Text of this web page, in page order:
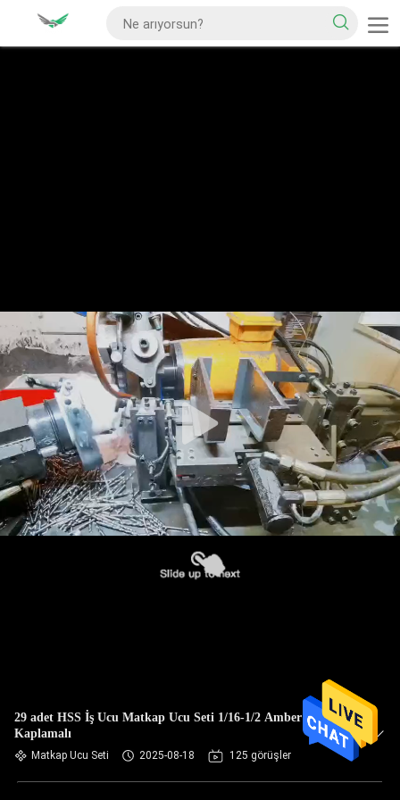
29 adet HSS İş Ucu Matkap Ucu Seti 1/16-1/2 Amber
Kaplamalı
Matkap Ucu Seti 2025-08-18 125 görüşler